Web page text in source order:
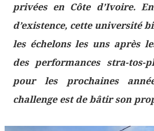
privées en Côte d’Ivoire.
d’existence, cette université
les échelons les uns après
des performances stra-tos-
pour les prochaines
challenge est de bâtir son